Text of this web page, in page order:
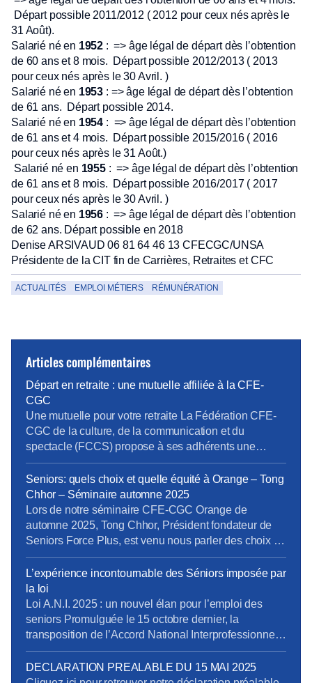
Départ possible 2011/2012 ( 2012 pour ceux nés après le
31 Août).
Salarié né en 1952 : => âge légal de départ dès l’obtention
de 60 ans et 8 mois. Départ possible 2012/2013 ( 2013
pour ceux nés après le 30 Avril. )
Salarié né en 1953 : => âge légal de départ dès l’obtention
de 61 ans. Départ possible 2014.
Salarié né en 1954 : => âge légal de départ dès l’obtention
de 61 ans et 4 mois. Départ possible 2015/2016 ( 2016
pour ceux nés après le 31 Août.)
Salarié né en 1955: => âge légal de départ dès l’obtention
de 61 ans et 8 mois. Départ possible 2016/2017 ( 2017
pour ceux nés après le 30 Avril. )
Salarié né en 1956 : => âge légal de départ dès l’obtention
de 62 ans. Départ possible en 2018
Denise ARSIVAUD 06 81 64 46 13 CFECGC/UNSA
Présidente de la CIT fin de Carrières, Retraites et CFC
ACTUALITÉS EMPLOI MÉTIERS RÉMUNÉRATION
Articles complémentaires
Départ en retraite : une mutuelle affiliée à la CFE-
CGC
Une mutuelle pour votre retraite La Fédération CFE-
CGC de la culture, de la communication et du
spectacle (FCCS) propose à ses adhérents une
garantie frais de santé à travers AUDIENS. Pour
bénéficier de cette offre, il faut être adhérent à la CFE-
CGC Orange L’adhérent doit faire une demande
d’affiliation au contrat collectif AUDIENS conçu pour
[…]
Seniors: quels choix et quelle équité à Orange – Tong
Chhor – Séminaire automne 2025
Lors de notre séminaire CFE-CGC Orange de
automne 2025, Tong Chhor, Président fondateur de
Seniors Force Plus, est venu nous parler des choix et
de l’équité pour les 55 ans et +. Regardez la video
L’expérience incontournable des Séniors imposée par
la loi
Loi A.N.I. 2025 : un nouvel élan pour l’emploi des
seniors Promulguée le 15 octobre dernier, la
transposition de l’Accord National Interprofessionnel
(A.N.I.) marque un tournant majeur pour l’emploi des
seniors Dans un contexte de tension économique et
sociale, le gouvernement entend corriger le retard
DECLARATION PREALABLE DU 15 MAI 2025